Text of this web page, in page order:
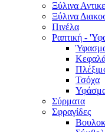
Ξύλινα
Ξύλινα
Πινέλα
Ραπτική -
Τσόχα
Σύρματα
Σφραγίδες